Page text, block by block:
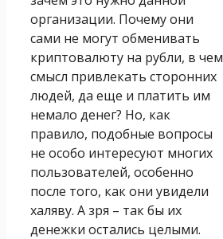
организации. Почему они
сами не могут обменивать
криптовалюту на рубли, в чем
смысл привлекать сторонних
людей, да еще и платить им
немало денег? Но, как
правило, подобные вопросы
не особо интересуют многих
пользователей, особенно
после того, как они увидели
халяву. А зря – так бы их
денежки остались целыми.